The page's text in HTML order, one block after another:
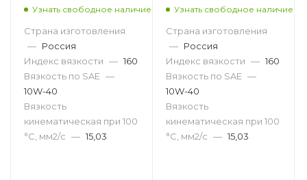
Узнать свободное наличие
Страна изготовления
— Россия
Индекс вязкости — 160
Вязкость по SAE —
10W-40
Вязкость
кинематическая при 100
°С, мм2/с — 15,03
Узнать свободное наличие
Страна изготовления
— Россия
Индекс вязкости — 160
Вязкость по SAE —
10W-40
Вязкость
кинематическая при 100
°С, мм2/с — 15,03